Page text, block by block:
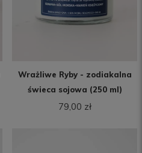
Wrażliwe Ryby - zodiakalna
świeca sojowa (250 ml)
79,00 zł